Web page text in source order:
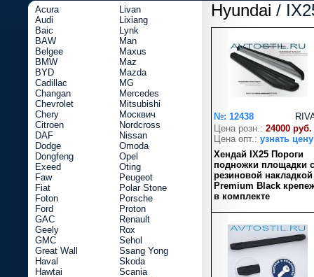
Hyundai /
№: 12438
Цена розн.: 24000 руб.
Цена опт.: узнать цену
Хендай IX25 Пороги
подножки площадки с
резиновой накладкой
Premium Black
в комплекте
Acura
Audi
Baic
BAW
Belgee
BMW
BYD
Cadillac
Changan
Chevrolet
Chery
Citroen
DAF
Dodge
Dongfeng
Exeed
Faw
Fiat
Foton
Ford
GAC
Geely
GMC
Great Wall
Haval
Hawtai
Livan
Lixiang
Lynk
Man
Maxus
Maz
Mazda
MG
Mercedes
Mitsubishi
Москвич
Nordcross
Nissan
Omoda
Opel
Oting
Peugeot
Polar Stone
Porsche
Proton
Renault
Rox
Sehol
Ssang Yong
Skoda
Scania